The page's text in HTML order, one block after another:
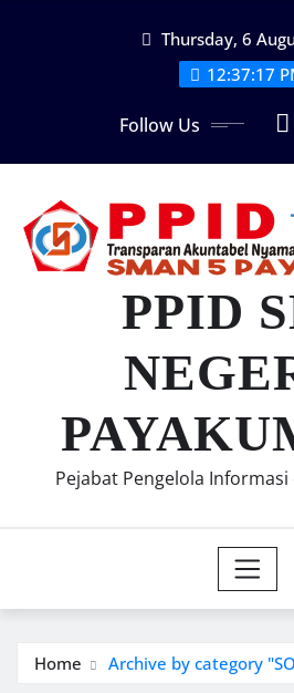
Thursday, 6
12:37:18
Follow Us
PPID
Pejabat Pengelola
Home Archive by category